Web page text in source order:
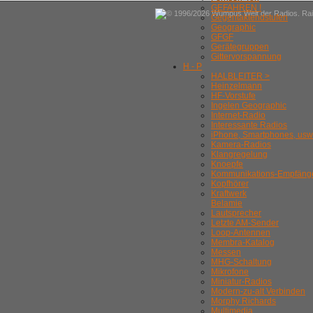
GEFAHREN !
Gegentaktendstufen
Geographic
GFGF
Gerätegruppen
Gittervorspannung
H - P
HALBLEITER >
Heinzelmann
HF-Vorstufe
Ingelen Geographic
Internet-Radio
Interessante Radios
iPhone, Smartphones,
Kamera-Radios
Klangregelung
Knoepfe
Kommunikations-
Kopfhörer
Kraftwerk
Belamie
Lautsprecher
Letzte AM-Sender
Loop-Antennen
Membra-Katalog
Messen
MHG-Schaltung
Mikrofone
Miniatur-Radios
Modern-zu-alt Verbinden
Morphy Richards
Multimedia
© 1996/2026 Wumpus Welt der Radios.